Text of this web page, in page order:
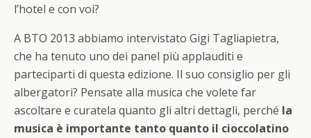
l’hotel e con voi?
A BTO 2013 abbiamo intervistato Gigi Tagliapietra,
che ha tenuto uno dei panel più applauditi e
parteciparti di questa edizione. Il suo consiglio per gli
albergatori? Pensate alla musica che volete far
ascoltare e curatela quanto gli altri dettagli, perché la
musica è importante tanto quanto il cioccolatino